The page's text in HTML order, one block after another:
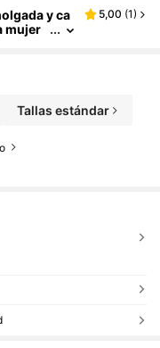
y ca
mujer
5,00 (1)
Tallas estándar